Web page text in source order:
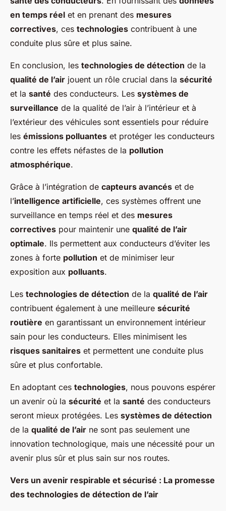
en temps réel et en prenant des mesures
correctives, ces technologies contribuent à une
conduite plus sûre et plus saine.
En conclusion, les technologies de détection de la
qualité de l’air jouent un rôle crucial dans la sécurité
et la santé des conducteurs. Les systèmes de
surveillance de la qualité de l’air à l’intérieur et à
l’extérieur des véhicules sont essentiels pour réduire
les émissions polluantes et protéger les conducteurs
contre les effets néfastes de la pollution
atmosphérique.
Grâce à l’intégration de capteurs avancés et de
l’intelligence artificielle, ces systèmes offrent une
surveillance en temps réel et des mesures
correctives pour maintenir une qualité de l’air
optimale. Ils permettent aux conducteurs d’éviter les
zones à forte pollution et de minimiser leur
exposition aux polluants.
Les technologies de détection de la qualité de l’air
contribuent également à une meilleure sécurité
routière en garantissant un environnement intérieur
sain pour les conducteurs. Elles minimisent les
risques sanitaires et permettent une conduite plus
sûre et plus confortable.
En adoptant ces technologies, nous pouvons espérer
un avenir où la sécurité et la santé des conducteurs
seront mieux protégées. Les systèmes de détection
de la qualité de l’air ne sont pas seulement une
innovation technologique, mais une nécessité pour un
avenir plus sûr et plus sain sur nos routes.
Vers un avenir respirable et sécurisé : La promesse
des technologies de détection de l’air